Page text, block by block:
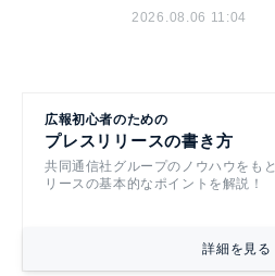
2026.08.06 11:04
広報初心者のための
プレスリリースの書き方
共同通信社グループのノウハウをも
リースの基本的なポイントを解説！
詳細を見る